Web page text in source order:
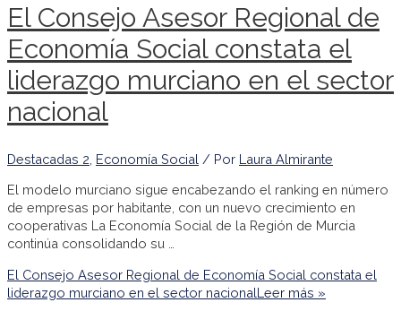
El Consejo Asesor Regional de
Economía Social constata el
liderazgo murciano en el sector
nacional
Destacadas 2 Economía Social / Por Laura Almirante
El modelo murciano sigue encabezando el ranking en número
de empresas por habitante, con un nuevo crecimiento en
cooperativas La Economía Social de la Región de Murcia
continúa consolidando su …
El Consejo Asesor Regional de Economía Social constata el
liderazgo murciano en el sector nacionalLeer más »